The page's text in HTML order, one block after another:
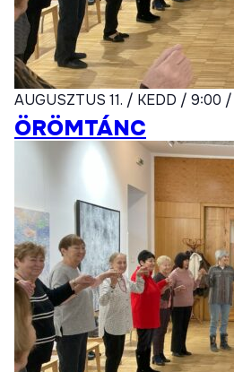
AUGUSZTUS 11. / KEDD / 9:00
ÖRÖMTÁNC